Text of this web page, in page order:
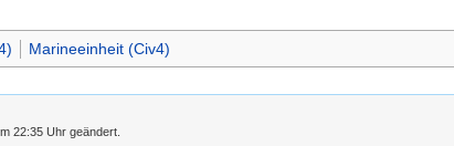
Marineeinheit (Civ4)
22:35 Uhr geändert.